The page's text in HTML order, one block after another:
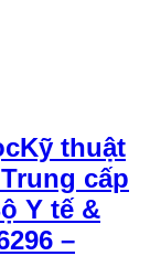
Kỹ thuật
cấp
Y tế &
–